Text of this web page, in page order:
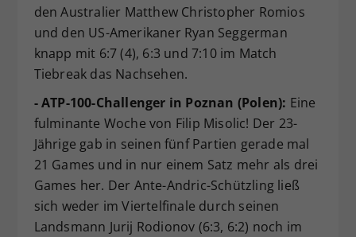
den Australier Matthew Christopher Romios
und den US-Amerikaner Ryan Seggerman
knapp mit 6:7 (4), 6:3 und 7:10 im Match
Tiebreak das Nachsehen.
- ATP-100-Challenger in Poznan (Polen): Eine
fulminante Woche von Filip Misolic! Der 23-
Jährige gab in seinen fünf Partien gerade mal
21 Games und in nur einem Satz mehr als drei
Games her. Der Ante-Andric-Schützling ließ
sich weder im Viertelfinale durch seinen
Landsmann Jurij Rodionov (6:3, 6:2) noch im